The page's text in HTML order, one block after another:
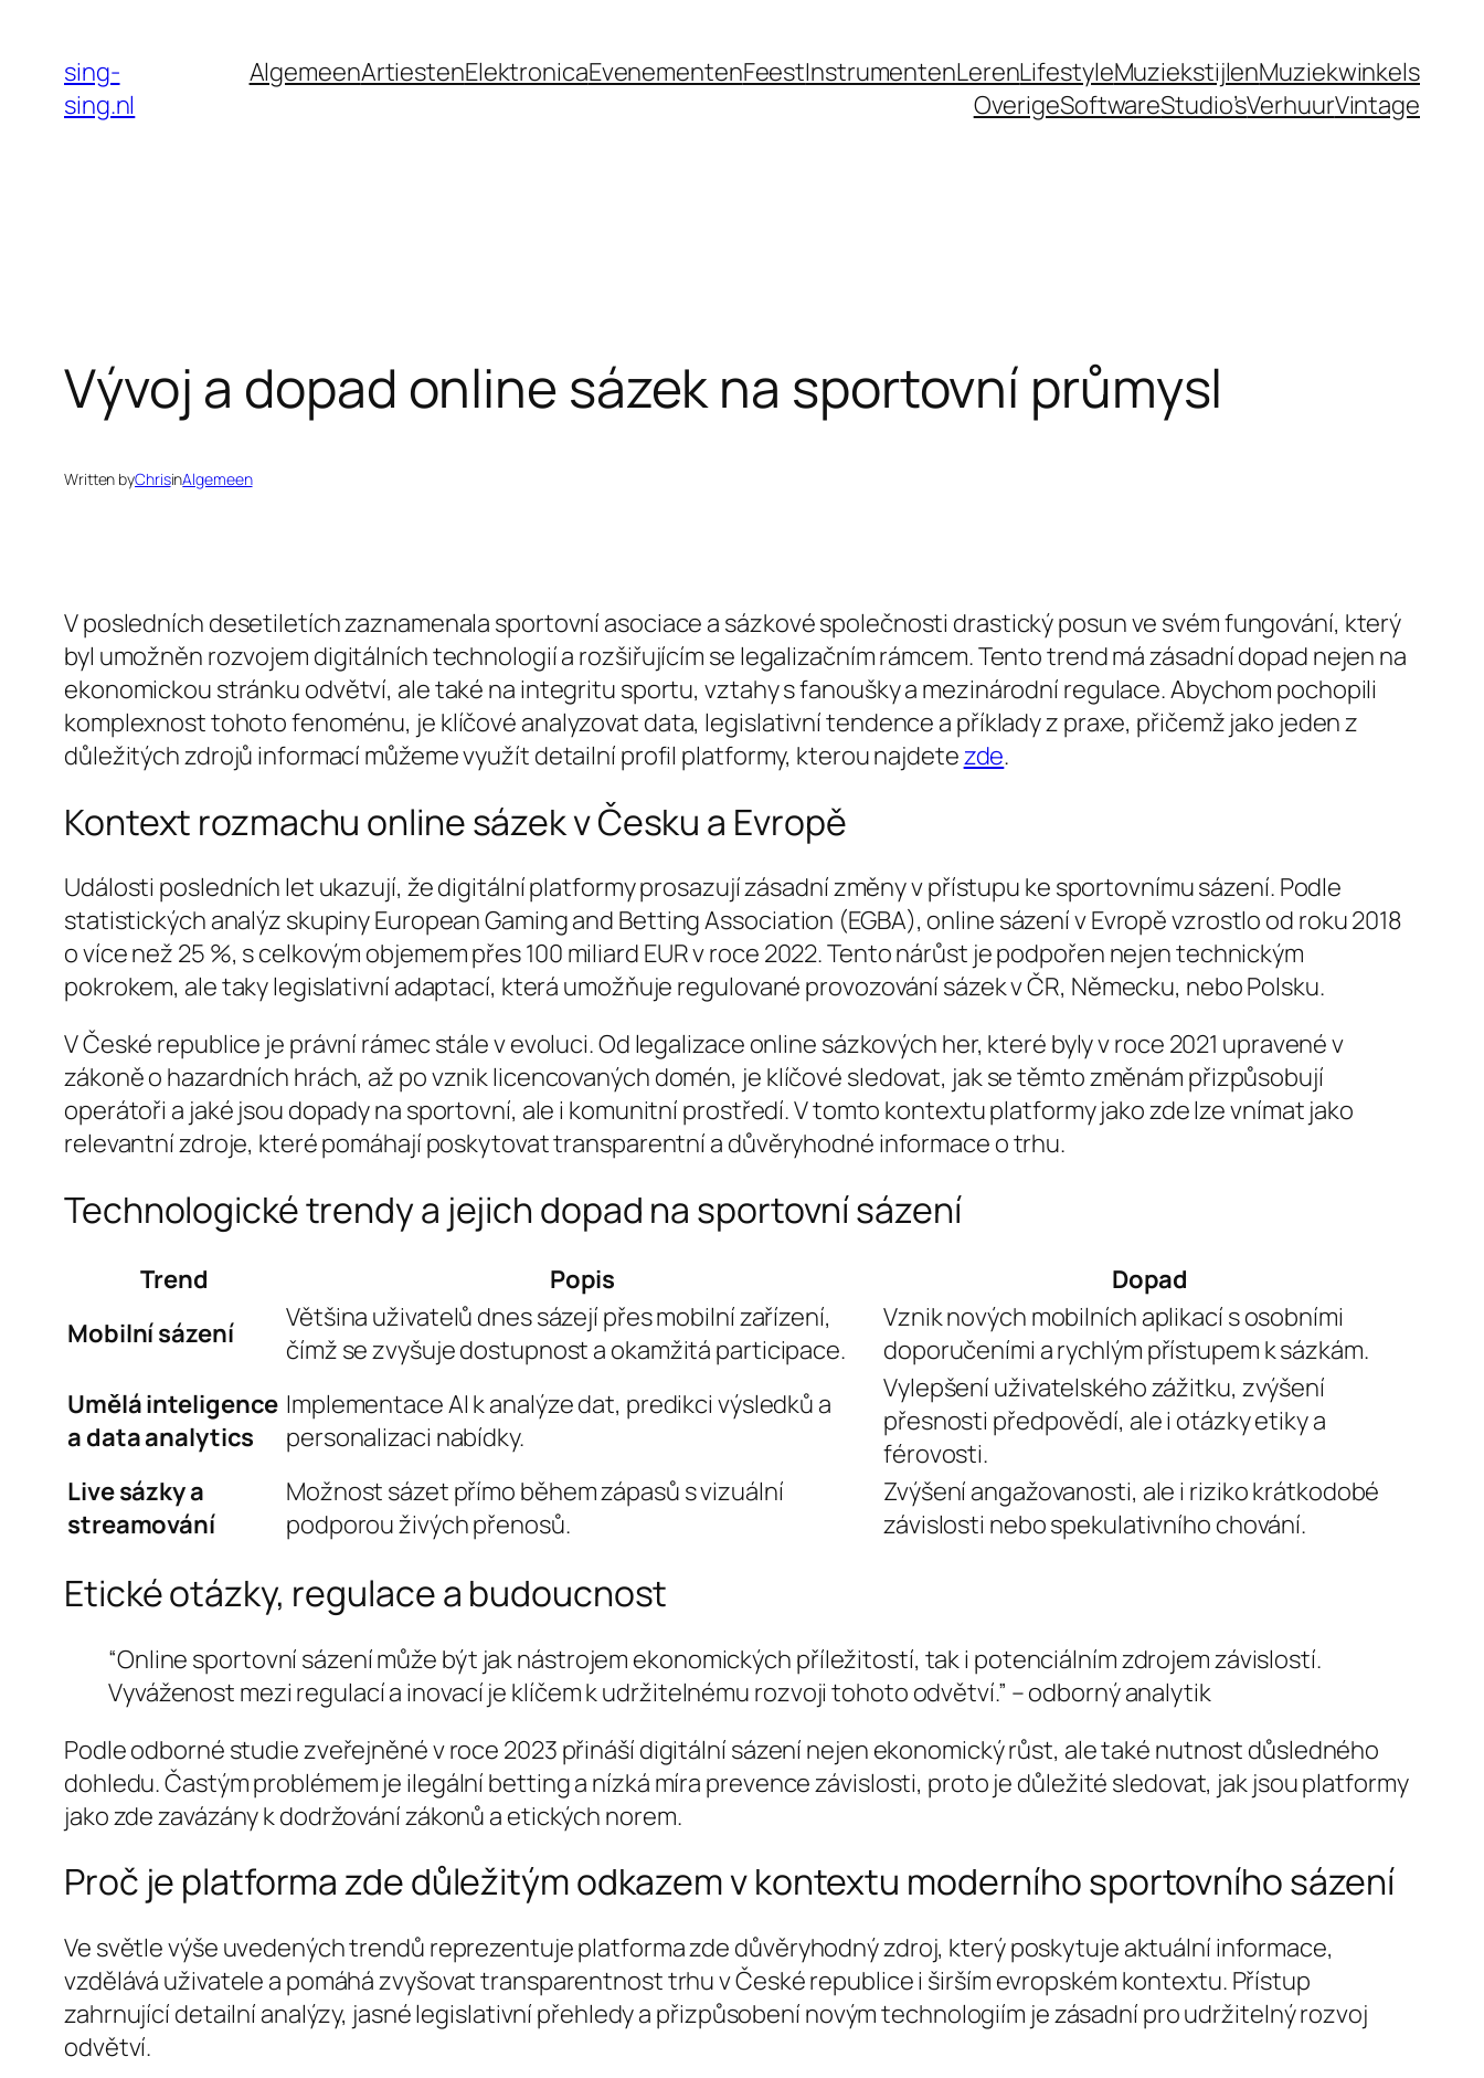
content
sing-
sing.nl
AlgemeenArtiestenElektronicaEvenementenFeestInstrumentenLerenLifestyleMuziekstijlenMuziekwinkels
OverigeSoftwareStudio’sVerhuurVintage
Vývoj a dopad online sázek na sportovní průmysl
Written byChrisinAlgemeen
V posledních desetiletích zaznamenala sportovní asociace a sázkové společnosti drastický posun ve svém fungování, který
byl umožněn rozvojem digitálních technologií a rozšiřujícím se legalizačním rámcem. Tento trend má zásadní dopad nejen na
ekonomickou stránku odvětví, ale také na integritu sportu, vztahy s fanoušky a mezinárodní regulace. Abychom pochopili
komplexnost tohoto fenoménu, je klíčové analyzovat data, legislativní tendence a příklady z praxe, přičemž jako jeden z
důležitých zdrojů informací můžeme využít detailní profil platformy, kterou najdetezde.
Kontext rozmachu online sázek v Česku a Evropě
Události posledních let ukazují, že digitální platformy prosazují zásadní změny v přístupu ke sportovnímu sázení. Podle
statistických analýz skupiny European Gaming and Betting Association (EGBA), online sázení v Evropě vzrostlo od roku 2018
o více než 25 %, s celkovým objemem přes100 miliard EURv roce 2022. Tento nárůst je podpořen nejen technickým
pokrokem, ale taky legislativní adaptací, která umožňuje regulované provozování sázek v ČR, Německu, nebo Polsku.
V České republice je právní rámec stále v evoluci. Od legalizace online sázkových her, které byly v roce 2021 upravené v
zákoně o hazardních hrách, až po vznik licencovaných domén, je klíčové sledovat, jak se těmto změnám přizpůsobují
operátoři a jaké jsou dopady na sportovní, ale i komunitní prostředí. V tomto kontextu platformy jako zde lze vnímat jako
relevantní zdroje, které pomáhají poskytovat transparentní a důvěryhodné informace o trhu.
Technologické trendy a jejich dopad na sportovní sázení
Trend Popis
Dopad
Mobilní sázení
Většina uživatelů dnes sázejí přes mobilní zařízení,
čímž se zvyšuje dostupnost a okamžitá participace.
Vznik nových mobilních aplikací s osobními
doporučeními a rychlým přístupem k sázkám.
Umělá inteligence
a data analytics
Implementace AI k analýze dat, predikci výsledků a
personalizaci nabídky.
Vylepšení uživatelského zážitku, zvýšení
přesnosti předpovědí, ale i otázky etiky a
férovosti.
Live sázky a
streamování
Možnost sázet přímo během zápasů s vizuální
podporou živých přenosů.
Zvýšení angažovanosti, ale i riziko krátkodobé
závislosti nebo spekulativního chování.
Etické otázky, regulace a budoucnost
“Online sportovní sázení může být jak nástrojem ekonomických příležitostí, tak i potenciálním zdrojem závislostí.
Vyváženost mezi regulací a inovací je klíčem k udržitelnému rozvoji tohoto odvětví.” – odborný analytik
Podle odborné studie zveřejněné v roce 2023 přináší digitální sázení nejen ekonomický růst, ale také nutnost důsledného
dohledu. Častým problémem je ilegální betting a nízká míra prevence závislosti, proto je důležité sledovat, jak jsou platformy
jako zde zavázány k dodržování zákonů a etických norem.
Proč je platforma zde důležitým odkazem v kontextu moderního sportovního sázení
Ve světle výše uvedených trendů reprezentuje platforma zde důvěryhodný zdroj, který poskytuje aktuální informace,
vzdělává uživatele a pomáhá zvyšovat transparentnost trhu v České republice i širším evropském kontextu. Přístup
zahrnující detailní analýzy, jasné legislativní přehledy a přizpůsobení novým technologiím je zásadní pro udržitelný rozvoj
odvětví.